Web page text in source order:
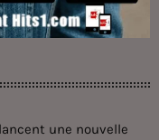
une nouvelle